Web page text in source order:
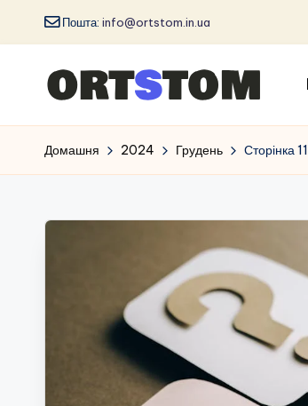
Пошта: info@ortstom.in.ua
Домашня 2024 Грудень Сторінка 11